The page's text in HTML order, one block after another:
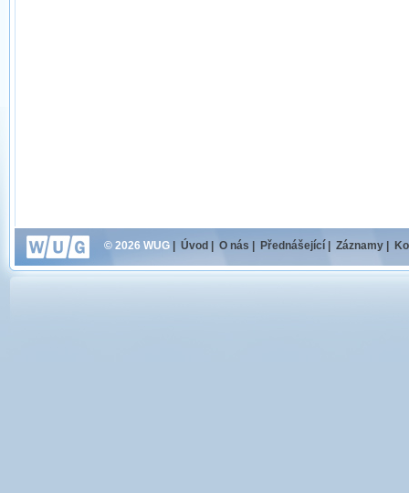
© 2026 WUG Úvod O nás Přednášející Záznamy